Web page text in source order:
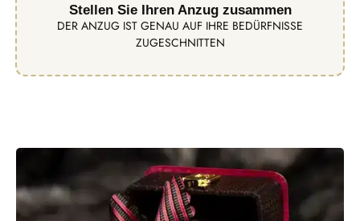
Stellen Sie Ihren Anzug zusammen
DER ANZUG IST GENAU AUF IHRE BEDÜRFNISSE
ZUGESCHNITTEN